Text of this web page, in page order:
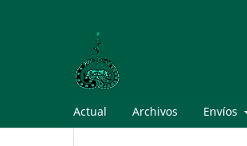
Actual Archivos Envíos